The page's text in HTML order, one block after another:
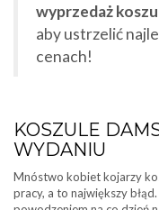
wyprzedaż
aby ustrzelić
cenach!
KOSZULE
WYDANIU
Mnóstwo kobiet kojarzy
pracy, a to największy